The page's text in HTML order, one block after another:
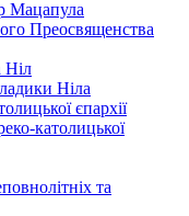
Мацапула
Преосвященства
Ніл
Ніла
єпархії
католицької
та